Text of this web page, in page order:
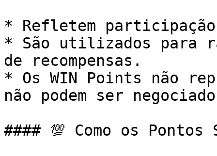
* Refletem
* São utilizados para
de recompensas.
* Os WIN Points não
não podem ser
#### 💯 Como os Pontos